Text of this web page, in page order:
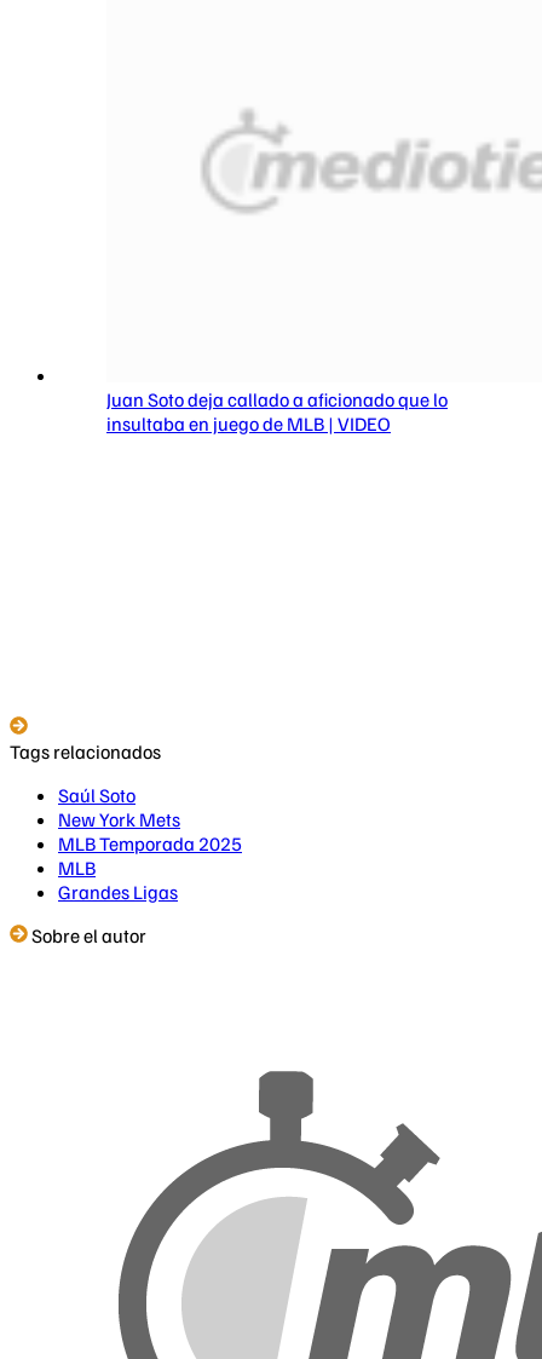
Juan Soto deja callado a aficionado que lo
insultaba en juego de MLB | VIDEO
Tags relacionados
Saúl Soto
New York Mets
MLB Temporada 2025
MLB
Grandes Ligas
Sobre el autor